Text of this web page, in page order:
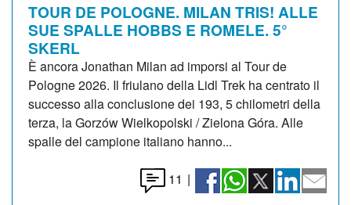
TOUR DE POLOGNE. MILAN TRIS! ALLE
SUE SPALLE HOBBS E ROMELE. 5°
SKERL
È ancora Jonathan Milan ad imporsi al Tour de
Pologne 2026. Il friulano della Lidl Trek ha centrato il
successo alla conclusione dei 193, 5 chilometri della
terza, la Gorzów Wielkopolski / Zielona Góra. Alle
spalle del campione italiano hanno...
11 |